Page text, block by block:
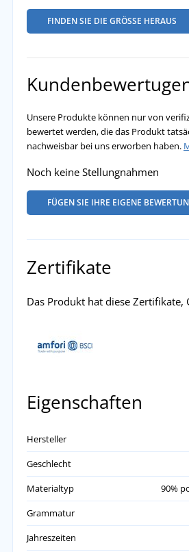
FINDEN SIE DIE GRÖSSE HERAUS
Unsere Produkte können nur von
bewertet werden, die das Produkt
nachweisbar bei uns erworben haben.
Noch keine Stellungnahmen
FÜGEN SIE IHRE EIGENE
Zertifikate
Das Produkt hat diese Zertifikate,
Eigenschaften
Hersteller
Geschlecht
Materialtyp
90%
Grammatur
Jahreszeiten